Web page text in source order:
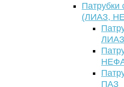
Патрубки
(ЛИАЗ,
ЛИАЗ
ПАЗ